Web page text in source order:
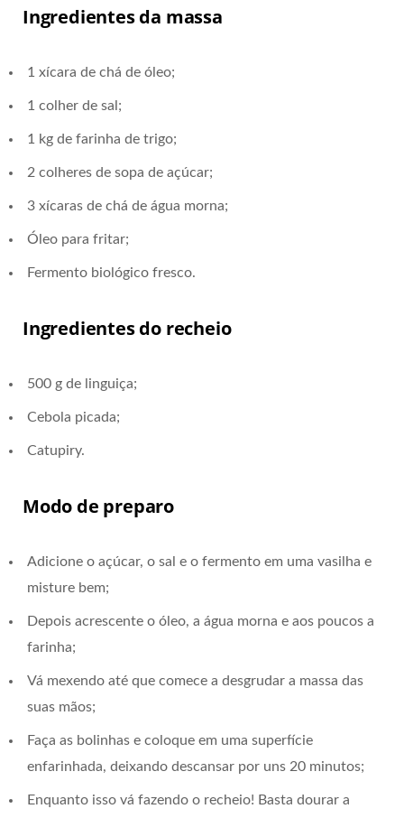
Ingredientes da massa
1 xícara de chá de óleo;
1 colher de sal;
1 kg de farinha de trigo;
2 colheres de sopa de açúcar;
3 xícaras de chá de água morna;
Óleo para fritar;
Fermento biológico fresco.
Ingredientes do recheio
500 g de linguiça;
Cebola picada;
Catupiry.
Modo de preparo
Adicione o açúcar, o sal e o fermento em uma vasilha e
misture bem;
Depois acrescente o óleo, a água morna e aos poucos a
farinha;
Vá mexendo até que comece a desgrudar a massa das
suas mãos;
Faça as bolinhas e coloque em uma superfície
enfarinhada, deixando descansar por uns 20 minutos;
Enquanto isso vá fazendo o recheio! Basta dourar a